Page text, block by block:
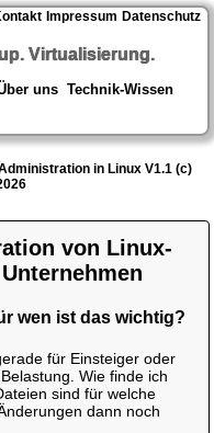
Impressum Datenschutz
Virtualisierung.
uns Technik-Wissen
in Linux V1.1 (c)
von Linux-
wen ist das wichtig?
für Einsteiger oder
Wie finde ich
sind für welche
dann noch